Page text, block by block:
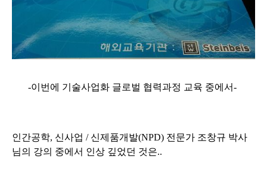
-이번에 기술사업화 글로벌 협력과정 교육 중에서-
인간공학, 신사업 / 신제품개발(NPD) 전문가 조창규 박사
님의 강의 중에서 인상 깊었던 것은..